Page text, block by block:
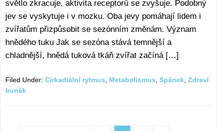
světlo zkracuje, aktivita receptorů se zvyšuje. Podobný
jev se vyskytuje i v mozku. Oba jevy pomáhají lidem i
zvířatům přizpůsobit se sezónním změnám. Význam
hnědého tuku Jak se sezóna stává temnější a
chladnější, hnědá tuková tkáň zvířat začíná […]
Filed Under: Cirkadiální rytmus, Metabolismus, Spánek, Zdraví
bunĕk